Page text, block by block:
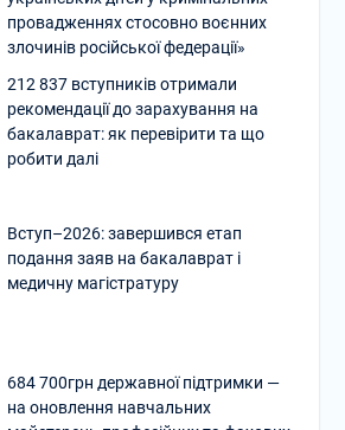
провадженнях стосовно воєнних
злочинів російської федерації»
212 837 вступників отримали
рекомендації до зарахування на
бакалаврат: як перевірити та що
робити далі
Вступ–2026: завершився етап
подання заяв на бакалаврат і
медичну магістратуру
684 700грн державної підтримки —
на оновлення навчальних